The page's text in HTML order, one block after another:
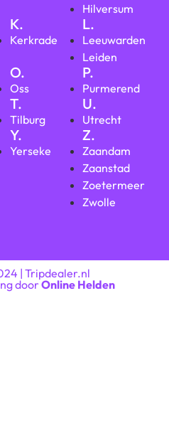
Hilversum
K.
Kerkrade
L.
Leeuwarden
Leiden
O.
Oss
P.
Purmerend
T.
Tilburg
U.
Utrecht
Y.
Yerseke
Z.
Zaandam
Zaanstad
Zoetermeer
Zwolle
| Tripdealer.nl
doorOnline Helden